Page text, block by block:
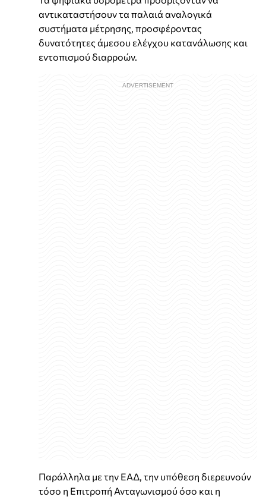
αντικαταστήσουν τα παλαιά αναλογικά
συστήματα μέτρησης, προσφέροντας
δυνατότητες άμεσου ελέγχου κατανάλωσης και
εντοπισμού διαρροών.
Παράλληλα με την ΕΑΔ, την υπόθεση διερευνούν
τόσο η Επιτροπή Ανταγωνισμού όσο και η